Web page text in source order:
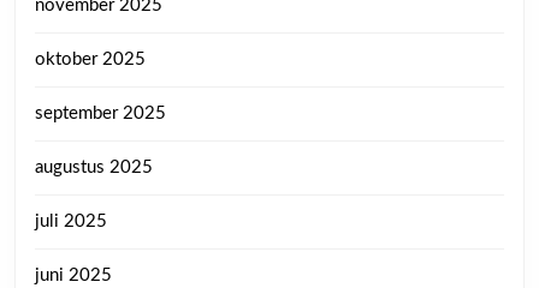
november 2025
oktober 2025
september 2025
augustus 2025
juli 2025
juni 2025